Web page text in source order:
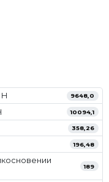
Н 9648,0
10094,1
358,26
196,48
189